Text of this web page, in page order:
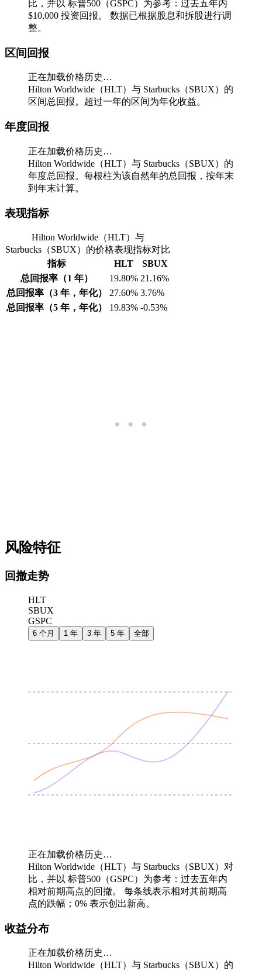
比，并以 标普500（GSPC）为参考：过去五年内
$10,000 投资回报。
数据已根据股息和拆股进行调
整。
区间回报
正在加载价格历史…
Hilton Worldwide（HLT）与 Starbucks（SBUX）的
区间总回报。超过一年的区间为年化收益。
年度回报
正在加载价格历史…
Hilton Worldwide（HLT）与 Starbucks（SBUX）的
年度总回报。每根柱为该自然年的总回报，按年末
到年末计算。
表现指标
Hilton Worldwide（HLT）与
Starbucks（SBUX）的价格表现指标对比
指标
HLT
SBUX
总回报率（1 年）
19.80% 21.16%
总回报率（3 年，年化）
27.60% 3.76%
总回报率（5 年，年化）
19.83% -0.53%
风险特征
回撤走势
HLT
SBUX
GSPC
6 个月 1 年 3 年 5 年 全部
正在加载价格历史…
Hilton Worldwide（HLT）与 Starbucks（SBUX）对
比，并以 标普500（GSPC）为参考：过去五年内
相对前期高点的回撤。
每条线表示相对其前期高
点的跌幅；0% 表示创出新高。
收益分布
正在加载价格历史…
Hilton Worldwide（HLT）与 Starbucks（SBUX）的